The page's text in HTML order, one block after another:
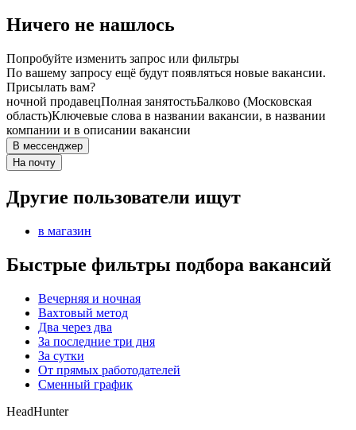
Ничего не нашлось
Попробуйте изменить запрос или фильтры
По вашему запросу ещё будут появляться новые вакансии.
Присылать вам?
ночной продавецПолная занятостьБалково (Московская
область)Ключевые слова в названии вакансии, в названии
компании и в описании вакансии
В мессенджер
На почту
Другие пользователи ищут
в магазин
Быстрые фильтры подбора вакансий
Вечерняя и ночная
Вахтовый метод
Два через два
За последние три дня
За сутки
От прямых работодателей
Сменный график
HeadHunter